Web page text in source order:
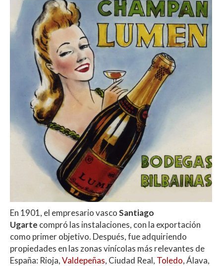
En 1901, el empresario vascoSantiago
Ugarte compró las instalaciones, con la exportación
como primer objetivo. Después, fue adquiriendo
propiedades en las zonas vinícolas más relevantes de
España: Rioja,Valdepeñas, Ciudad Real, Toledo, Álava,